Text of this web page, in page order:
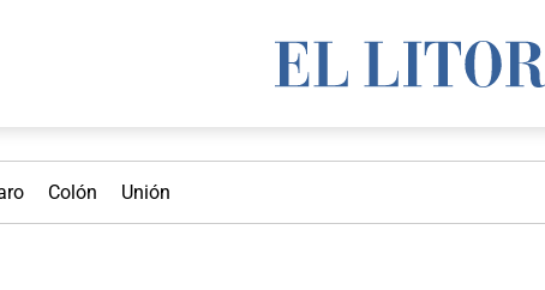
Colón Unión